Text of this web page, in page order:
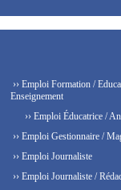
›› Emploi Formation /
Enseignement
›› Emploi Éducatrice /
›› Emploi Gestionnaire /
›› Emploi Journaliste
›› Emploi Journaliste /